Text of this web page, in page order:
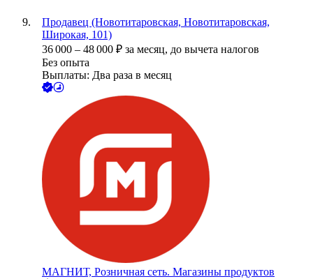
Продавец (Новотитаровская, Новотитаровская,
Широкая, 101)
36 000 – 48 000 ₽ за месяц, до вычета налогов
Без опыта
Выплаты: Два раза в месяц
МАГНИТ, Розничная сеть. Магазины продуктов